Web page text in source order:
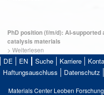
PhD position (f/m/d): AI-
catalysis materials
> Weiterlesen
DE EN Suche Karriere
Haftungsauschluss
Datenschutz
Materials Center Leoben